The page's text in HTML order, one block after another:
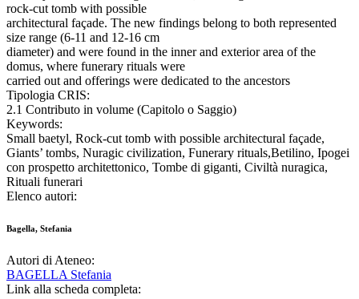
rock-cut tomb with possible
architectural façade. The new findings belong to both represented
size range (6-11 and 12-16 cm
diameter) and were found in the inner and exterior area of the
domus, where funerary rituals were
carried out and offerings were dedicated to the ancestors
Tipologia CRIS:
2.1 Contributo in volume (Capitolo o Saggio)
Keywords:
Small baetyl, Rock-cut tomb with possible architectural façade,
Giants’ tombs, Nuragic civilization, Funerary rituals,Betilino, Ipogei
con prospetto architettonico, Tombe di giganti, Civiltà nuragica,
Rituali funerari
Elenco autori:
Bagella, Stefania
Autori di Ateneo:
BAGELLA Stefania
Link alla scheda completa: